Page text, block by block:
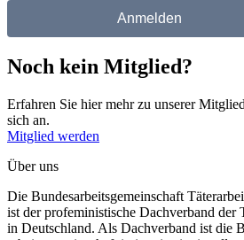
Noch kein Mitglied?
Erfahren Sie hier mehr zu unserer
sich an.
Mitglied werden
Über uns
Die Bundesarbeitsgemeinschaft
ist der profeministische Dachverband der
in Deutschland. Als Dachverband ist die